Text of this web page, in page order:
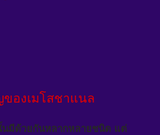
องเมโสชาแนล
มีด้วยกันหลากหลายชนิด แต่